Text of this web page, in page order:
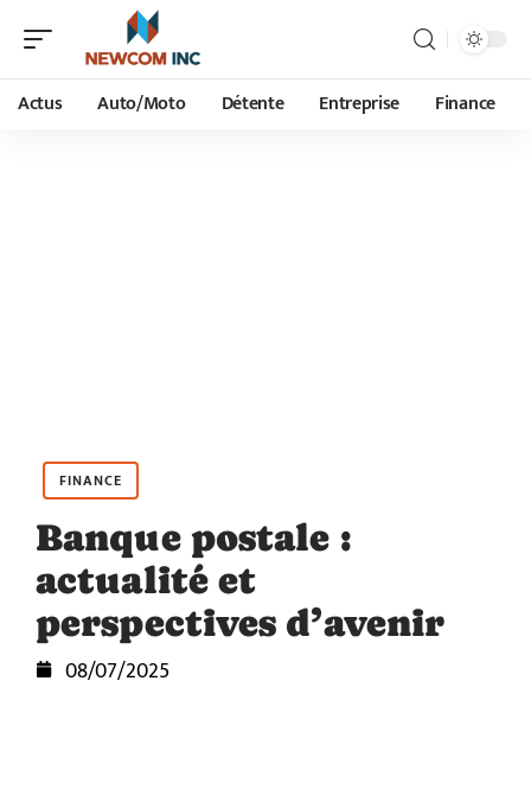
Actus Auto/Moto Détente Entreprise Finance
FINANCE
Banque postale :
actualité et
perspectives d’avenir
08/07/2025